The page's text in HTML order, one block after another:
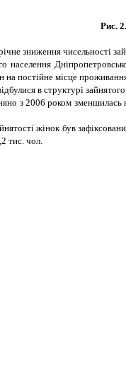
Рис.
зниження чисельності
на постійне місце
в структурі
з 2006 роком
жінок був
тис. чол.